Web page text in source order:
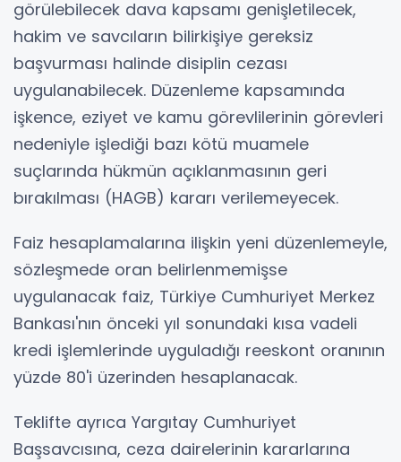
görülebilecek dava kapsamı genişletilecek,
hakim ve savcıların bilirkişiye gereksiz
başvurması halinde disiplin cezası
uygulanabilecek. Düzenleme kapsamında
işkence, eziyet ve kamu görevlilerinin görevleri
nedeniyle işlediği bazı kötü muamele
suçlarında hükmün açıklanmasının geri
bırakılması (HAGB) kararı verilemeyecek.
Faiz hesaplamalarına ilişkin yeni düzenlemeyle,
sözleşmede oran belirlenmemişse
uygulanacak faiz, Türkiye Cumhuriyet Merkez
Bankası'nın önceki yıl sonundaki kısa vadeli
kredi işlemlerinde uyguladığı reeskont oranının
yüzde 80'i üzerinden hesaplanacak.
Teklifte ayrıca Yargıtay Cumhuriyet
Başsavcısına, ceza dairelerinin kararlarına